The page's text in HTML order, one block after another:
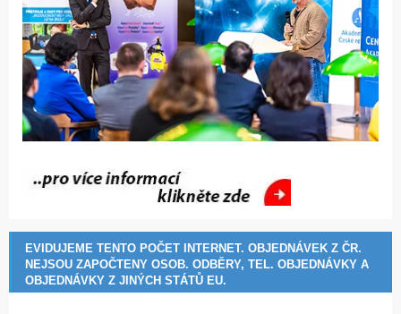
EVIDUJEME TENTO POČET INTERNET. OBJEDNÁVEK Z ČR.
NEJSOU ZAPOČTENY OSOB. ODBĚRY, TEL. OBJEDNÁVKY A
OBJEDNÁVKY Z JINÝCH STÁTŮ EU.